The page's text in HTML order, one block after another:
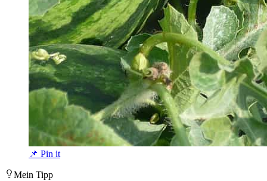
📌 Pin it
Mein Tipp